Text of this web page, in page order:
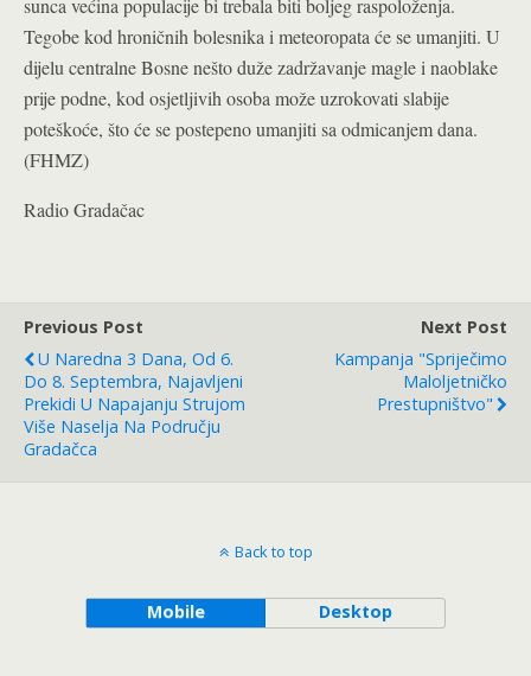
sunca većina populacije bi trebala biti boljeg raspoloženja.
Tegobe kod hroničnih bolesnika i meteoropata će se umanjiti. U
dijelu centralne Bosne nešto duže zadržavanje magle i naoblake
prije podne, kod osjetljivih osoba može uzrokovati slabije
poteškoće, što će se postepeno umanjiti sa odmicanjem dana.
(FHMZ)
Radio Gradačac
Previous Post
U Naredna 3 Dana, Od 6.
Do 8. Septembra, Najavljeni
Prekidi U Napajanju Strujom
Više Naselja Na Području
Gradačca
Next Post
Kampanja "Spriječimo
Maloljetničko
Prestupništvo"
Back to top
Mobile Desktop